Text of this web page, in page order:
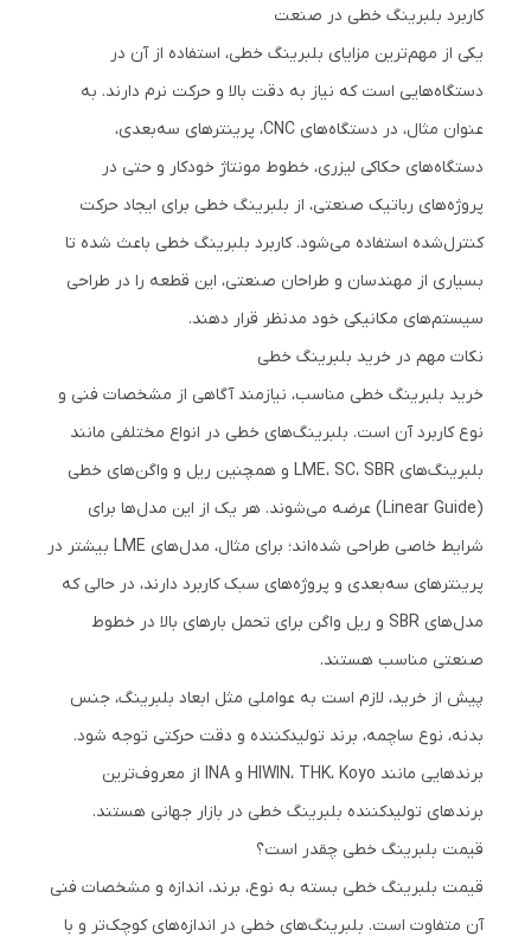
کاربرد بلبرینگ خطی در صنعت
یکی از مهم‌ترین مزایای بلبرینگ خطی، استفاده از آن در
دستگاه‌هایی است که نیاز به دقت بالا و حرکت نرم دارند. به
عنوان مثال، در دستگاه‌های CNC، پرینترهای سه‌بعدی،
دستگاه‌های حکاکی لیزری، خطوط مونتاژ خودکار و حتی در
پروژه‌های رباتیک صنعتی، از بلبرینگ خطی برای ایجاد حرکت
کنترل‌شده استفاده می‌شود. کاربرد بلبرینگ خطی باعث شده تا
بسیاری از مهندسان و طراحان صنعتی، این قطعه را در طراحی
سیستم‌های مکانیکی خود مدنظر قرار دهند.
نکات مهم در خرید بلبرینگ خطی
خرید بلبرینگ خطی مناسب، نیازمند آگاهی از مشخصات فنی و
نوع کاربرد آن است. بلبرینگ‌های خطی در انواع مختلفی مانند
بلبرینگ‌های LME، SC، SBR و همچنین ریل و واگن‌های خطی
(Linear Guide) عرضه می‌شوند. هر یک از این مدل‌ها برای
شرایط خاصی طراحی شده‌اند؛ برای مثال، مدل‌های LME بیشتر در
پرینترهای سه‌بعدی و پروژه‌های سبک کاربرد دارند، در حالی که
مدل‌های SBR و ریل واگن برای تحمل بارهای بالا در خطوط
صنعتی مناسب هستند.
پیش از خرید، لازم است به عواملی مثل ابعاد بلبرینگ، جنس
بدنه، نوع ساچمه، برند تولیدکننده و دقت حرکتی توجه شود.
برندهایی مانند HIWIN، THK، Koyo و INA از معروف‌ترین
برندهای تولیدکننده بلبرینگ خطی در بازار جهانی هستند.
قیمت بلبرینگ خطی چقدر است؟
قیمت بلبرینگ خطی بسته به نوع، برند، اندازه و مشخصات فنی
آن متفاوت است. بلبرینگ‌های خطی در اندازه‌های کوچک‌تر و با